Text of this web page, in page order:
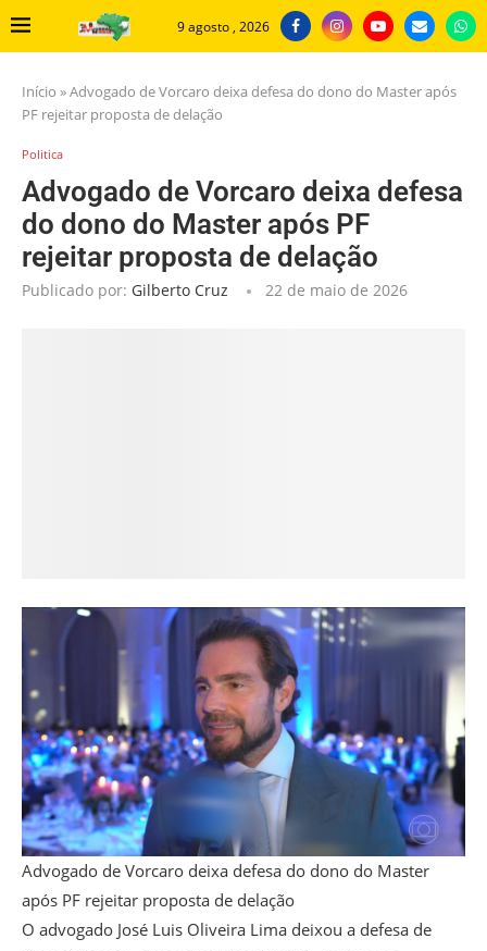
9 agosto , 2026
Início »Advogado de Vorcaro deixa defesa do dono do Master após
PF rejeitar proposta de delação
Politica
Advogado de Vorcaro deixa defesa
do dono do Master após PF
rejeitar proposta de delação
Publicado por: Gilberto Cruz 22 de maio de 2026
Advogado de Vorcaro deixa defesa do dono do Master
após PF rejeitar proposta de delação
O advogado José Luis Oliveira Lima deixou a defesa de